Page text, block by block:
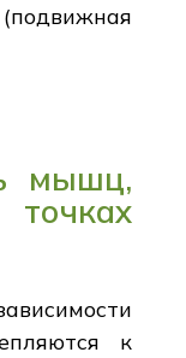
мышц,
к